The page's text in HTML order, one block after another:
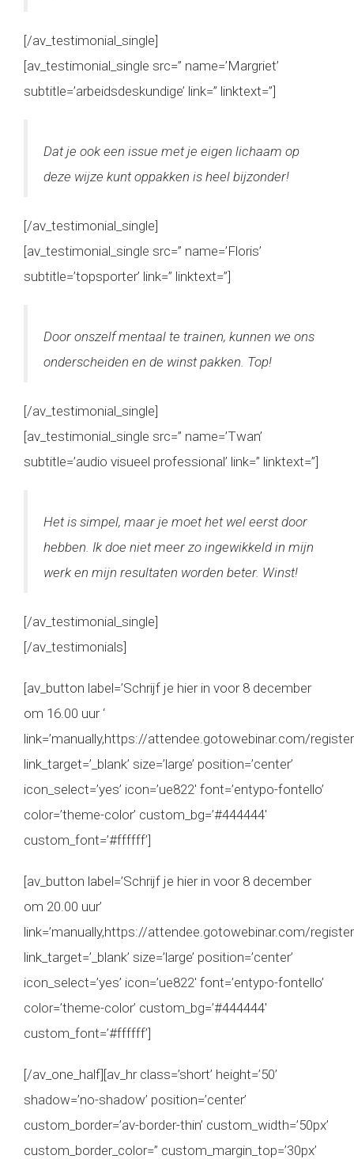
[/av_testimonial_single]
[av_testimonial_single src=” name=’Margriet’
subtitle=’arbeidsdeskundige’ link=” linktext=”]
Dat je ook een issue met je eigen lichaam op
deze wijze kunt oppakken is heel bijzonder!
[/av_testimonial_single]
[av_testimonial_single src=” name=’Floris’
subtitle=’topsporter’ link=” linktext=”]
Door onszelf mentaal te trainen, kunnen we ons
onderscheiden en de winst pakken. Top!
[/av_testimonial_single]
[av_testimonial_single src=” name=’Twan’
subtitle=’audio visueel professional’ link=” linktext=”]
Het is simpel, maar je moet het wel eerst door
hebben. Ik doe niet meer zo ingewikkeld in mijn
werk en mijn resultaten worden beter. Winst!
[/av_testimonial_single]
[/av_testimonials]
[av_button label=’Schrijf je hier in voor 8 december
om 16.00 uur ‘
link=’manually,https://attendee.gotowebinar.com/
link_target=’_blank’ size=’large’ position=’center’
icon_select=’yes’ icon=’ue822′ font=’entypo-fontello’
color=’theme-color’ custom_bg=’#444444′
custom_font=’#ffffff’]
[av_button label=’Schrijf je hier in voor 8 december
om 20.00 uur’
link=’manually,https://attendee.gotowebinar.com/
link_target=’_blank’ size=’large’ position=’center’
icon_select=’yes’ icon=’ue822′ font=’entypo-fontello’
color=’theme-color’ custom_bg=’#444444′
custom_font=’#ffffff’]
[/av_one_half][av_hr class=’short’ height=’50’
shadow=’no-shadow’ position=’center’
custom_border=’av-border-thin’ custom_width=’50px’
custom_border_color=” custom_margin_top=’30px’